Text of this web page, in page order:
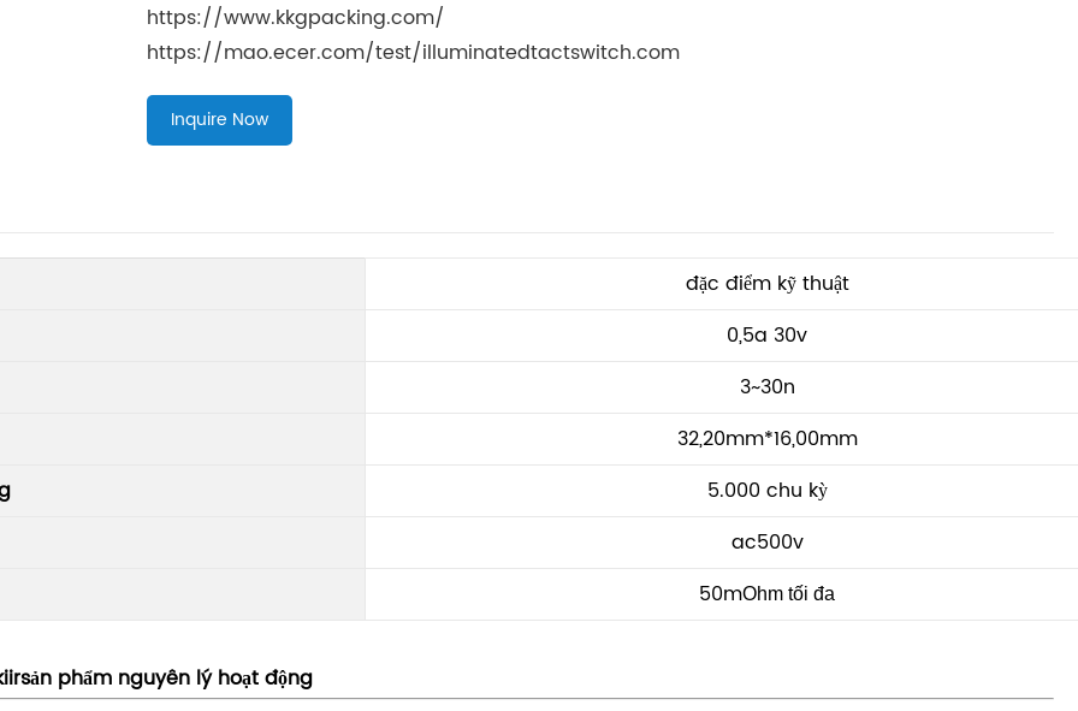
https://www.kkgpacking.com/
https://mao.ecer.com/test/illuminatedtactswitch.com
Inquire Now
đặc điểm kỹ thuật
0,5a 30v
3~30n
32,20mm*16,00mm
5.000 chu kỳ
ac500v
50mOhm tối đa
rsản phẩm nguyên lý hoạt động